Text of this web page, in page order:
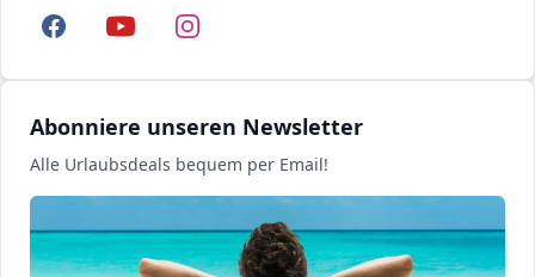
FacebookYouTubeInstagram
Abonniere unseren Newsletter
Alle Urlaubsdeals bequem per Email!